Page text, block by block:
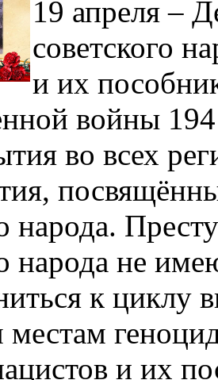
19 апреля –
советского
и их
войны
во всех
народа.
народа не
к циклу
и их